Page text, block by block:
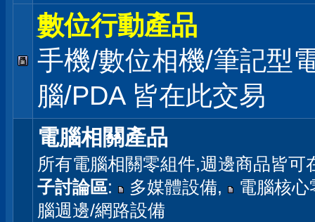
數位行動產品
手機/數位相機/筆記型
腦/PDA 皆在此交易
電腦相關產品
所有電腦相關零組件,週邊商品皆可
子討論區: 多媒體設備,
電腦核心
腦週邊/網路設備